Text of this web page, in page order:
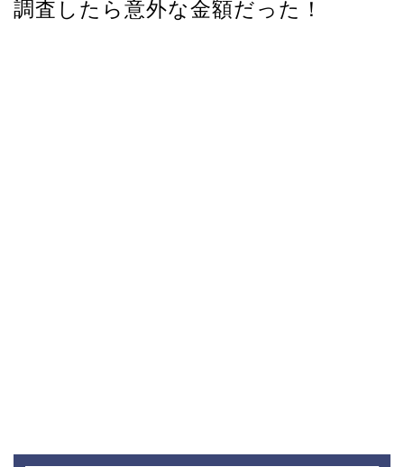
調査したら意外な金額だった！